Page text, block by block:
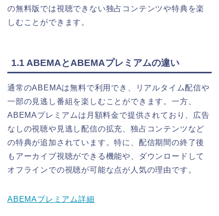
の無料版では視聴できない独占コンテンツや特典を楽
しむことができます。
1.1 ABEMAとABEMAプレミアムの違い
通常のABEMAは無料で利用でき、リアルタイム配信や
一部の見逃し番組を楽しむことができます。一方、
ABEMAプレミアムは月額料金で提供されており、広告
なしの視聴や見逃し配信の拡充、独占コンテンツなど
の特典が追加されています。特に、配信期間の終了後
もアーカイブ視聴ができる機能や、ダウンロードして
オフラインでの視聴が可能な点が人気の理由です。
ABEMAプレミアム詳細